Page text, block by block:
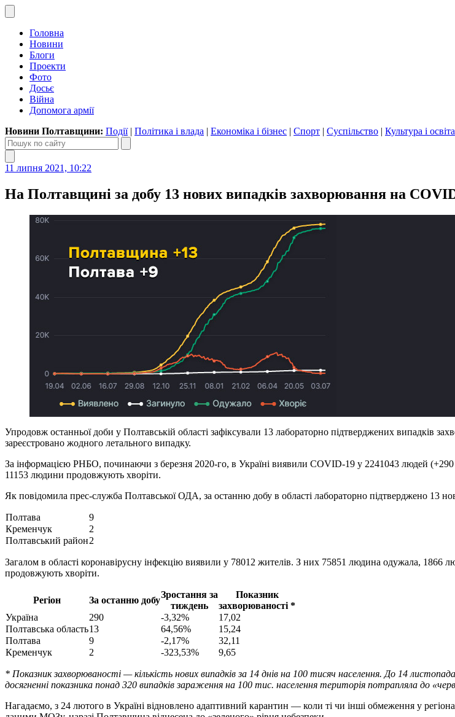
Головна
Новини
Блоги
Проекти
Фото
Досьє
Війна
Допомога армії
Новини Полтавщини: Події| Політика і влада | Економіка і бізнес | Спорт | Суспільство | Культура і освіта
11 липня 2021, 10:22
На Полтавщині за добу 13 нових випадків захворювання на
Упродовж останньої доби у Полтавській області зафіксували 13 лабораторно підтверджених випадків
зареєстровано жодного летального випадку.
За інформацією РНБО, починаючи з березня 2020-го, в Україні виявили COVID-19 у 2241043 людей
11153 людини продовжують хворіти.
Як повідомила прес-служба Полтавської ОДА, за останню добу в області лабораторно підтверджено 13
Полтава
9
Кременчук
2
Полтавський район2
Загалом в області коронавірусну інфекцію виявили у 78012 жителів. З них 75851 людина одужала,
продовжують хворіти.
Регіон За останню добу
Зростання за
тиждень
Показник
захворюваності *
Україна
290 -3,32%
17,02
Полтавська область13 64,56%
15,24
Полтава
9 -2,17%
32,11
Кременчук
2 -323,53% 9,65
* Показник захворюваності — кількість нових випадків за 14 днів на 100 тисяч населення. До 14
досягненні показника понад 320 випадків зараження на 100 тис. населення територія потрапляла до
Нагадаємо, з 24 лютого в Україні відновлено адаптивний карантин — коли ті чи інші обмеження у